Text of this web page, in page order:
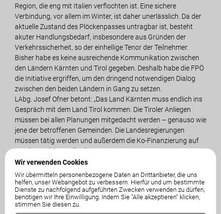
Wir verwenden Cookies
Wir übermitteln personenbezogene Daten an Drittanbieter, die uns
helfen, unser Webangebot zu verbessern. Hierfür und um bestimmte
Dienste zu nachfolgend aufgeführten Zwecken verwenden zu dürfen,
benötigen wir Ihre Einwilligung. Indem Sie "Alle akzeptieren" klicken,
stimmen Sie diesen zu.
Region, die eng mit Italien verflochten ist. Eine sichere
Verbindung, vor allem im Winter, ist daher unerlässlich. Da der
aktuelle Zustand des Plöckenpasses untragbar ist, besteht
akuter Handlungsbedarf, insbesondere aus Gründen der
Verkehrssicherheit, so der einhellige Tenor der Teilnehmer.
Bisher habe es keine ausreichende Kommunikation zwischen
den Ländern Kärnten und Tirol gegeben. Deshalb habe die FPÖ
die Initiative ergriffen, um den dringend notwendigen Dialog
zwischen den beiden Ländern in Gang zu setzen.
LAbg. Josef Ofner betont: „Das Land Kärnten muss endlich ins
Gespräch mit dem Land Tirol kommen. Die Tiroler Anliegen
müssen bei allen Planungen mitgedacht werden – genauso wie
jene der betroffenen Gemeinden. Die Landesregierungen
müssen tätig werden und außerdem die Ko-Finanzierung auf
EU-Ebene sicherstellen.“
Gemeinsames Verständnis über die Zukunft
Konsens herrschte darüber, dass ein Basistunnel
auszuschließen ist, da dieser gegen die Alpenkonvention
verstoßen würde und zu einer ungewollten Durchzugsstraße